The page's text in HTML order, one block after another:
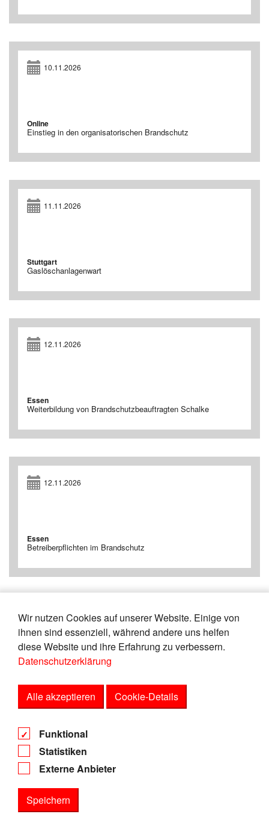
Wir nutzen Cookies auf unserer Website. Einige von
ihnen sind essenziell, während andere uns helfen
diese Website und ihre Erfahrung zu verbessern.
Datenschutzerklärung
Alle akzeptieren Cookie-Details
Funktional
Statistiken
Externe Anbieter
Speichern
10.11.2026
Online
Einstieg in den organisatorischen Brandschutz
11.11.2026
Stuttgart
Gaslöschanlagenwart
12.11.2026
Essen
Weiterbildung von Brandschutzbeauftragten Schalke
12.11.2026
Essen
Betreiberpflichten im Brandschutz
« 16 17 18 19 20 21 22
23
24
25 »
Impressum